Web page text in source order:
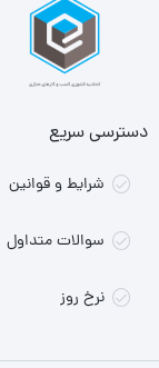
دسترسی سریع
شرایط و قوانین
سوالات متداول
نرخ روز